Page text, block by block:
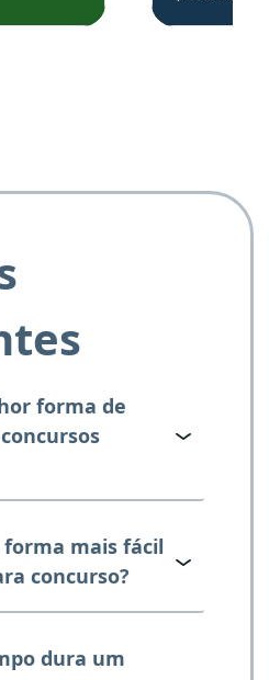
forma de
forma mais fácil
concurso?
dura um